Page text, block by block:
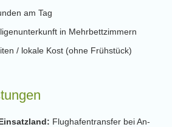
am Tag
in Mehrbettzimmern
/ lokale Kost (ohne Frühstück)
Flughafentransfer bei An-